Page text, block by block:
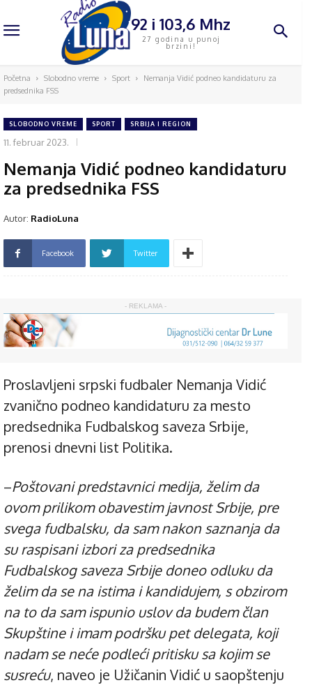
92 i 103,6 Mhz
27 godina u punoj
brzini!
Početna Slobodno vreme Sport
Nemanja Vidić podneo kandidaturu za
predsednika FSS
SLOBODNO VREME SPORT SRBIJA I REGION
11. februar 2023.
Nemanja Vidić podneo kandidaturu
za predsednika FSS
Autor: RadioLuna
Facebook Twitter
- REKLAMA -
Proslavljeni srpski fudbaler Nemanja Vidić
zvanično podneo kandidaturu za mesto
predsednika Fudbalskog saveza Srbije,
prenosi dnevni list Politika.
–Poštovani predstavnici medija, želim da
ovom prilikom obavestim javnost Srbije, pre
svega fudbalsku, da sam nakon saznanja da
su raspisani izbori za predsednika
Fudbalskog saveza Srbije doneo odluku da
želim da se na istima i kandidujem, s obzirom
na to da sam ispunio uslov da budem član
Skupštine i imam podršku pet delegata, koji
nadam se neće podleći pritisku sa kojim se
susreću, naveo je Užičanin Vidić u saopštenju